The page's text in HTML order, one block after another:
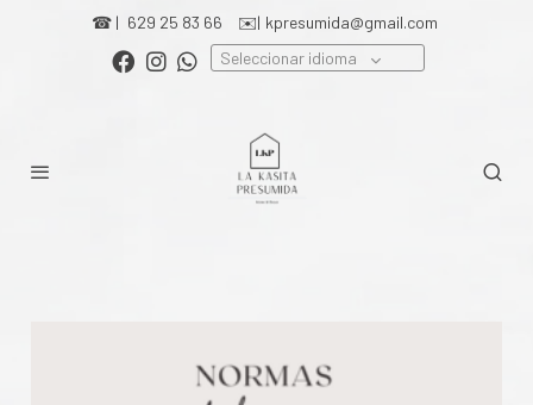
☎ | 629 25 83 66 ✉️| kpresumida@gmail.com
Seleccionar idioma